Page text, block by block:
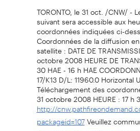
TORONTO, le 31 oct. /CNW/ -
suivant sera accessible aux
coordonnées indiquées ci-
Coordonnées de la diffusion
satellite : DATE DE
octobre 2008 HEURE DE
30 HAE - 16 h HAE
17/K13 D/L: 11960.0 Horizontal
Téléchargement des
31 octobre 2008 HEURE : 17 h
http://
packageid=107Veuillez